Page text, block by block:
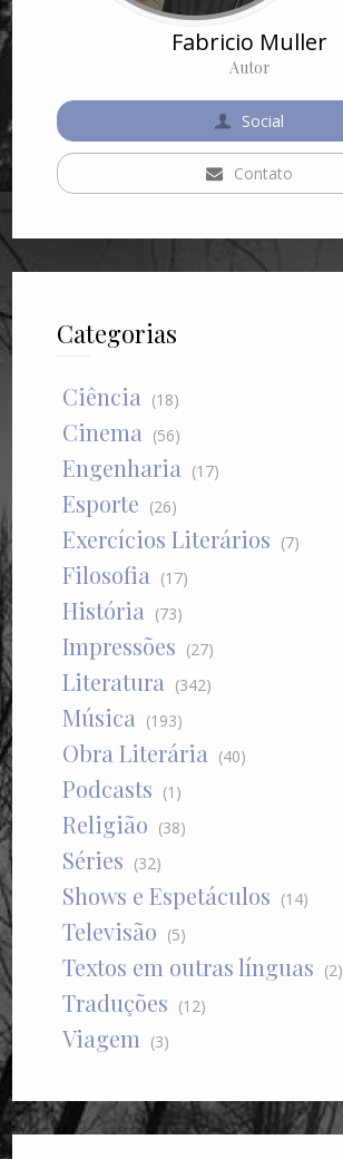
Fabricio Muller
Autor
Social
Contato
Categorias
Ciência (18)
Cinema (56)
Engenharia (17)
Esporte (26)
Exercícios Literários (7)
Filosofia (17)
História (73)
Impressões (27)
Literatura (342)
Música (193)
Obra Literária (40)
Podcasts (1)
Religião (38)
Séries (32)
Shows e Espetáculos (14)
Televisão (5)
Textos em outras línguas (2)
Traduções (12)
Viagem (3)